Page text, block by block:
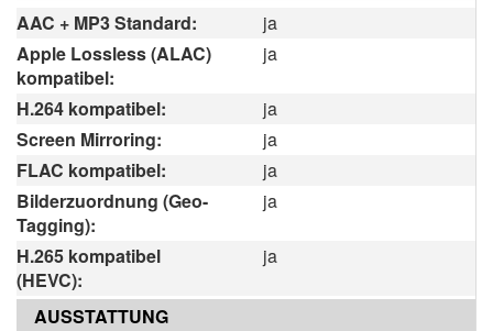
AAC + MP3 Standard:
ja
Apple Lossless (ALAC)
kompatibel:
ja
H.264 kompatibel:
ja
Screen Mirroring:
ja
FLAC kompatibel:
ja
Bilderzuordnung (Geo-
Tagging):
ja
H.265 kompatibel
(HEVC):
ja
AUSSTATTUNG